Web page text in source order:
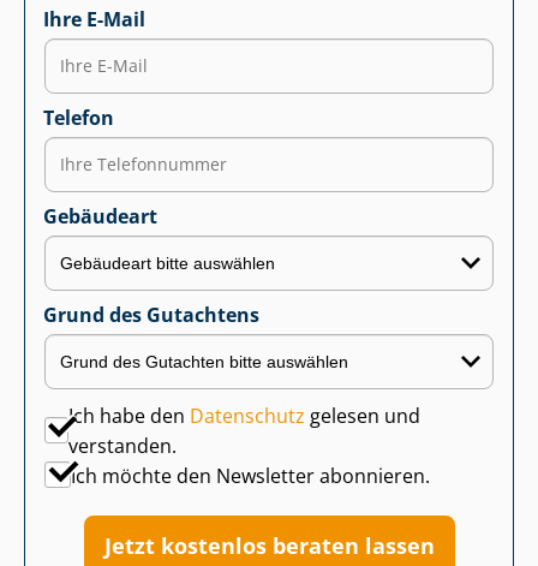
Ihre E-Mail
Telefon
Gebäudeart
Grund des Gutachtens
Ich habe den Datenschutz gelesen und
verstanden.
Ich möchte den Newsletter abonnieren.
Jetzt kostenlos beraten lassen